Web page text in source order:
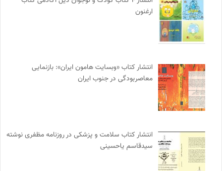
ارغنون
انتشار کتاب «وبسایت هامون ایران»: بازنمایی
معاصربودگی در جنوب ایران
انتشار کتاب سلامت و پزشکی در روزنامه مظفری نوشته
سیدقاسم یاحسینی